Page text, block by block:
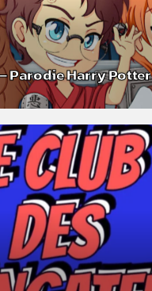
Parodie Harry Potter